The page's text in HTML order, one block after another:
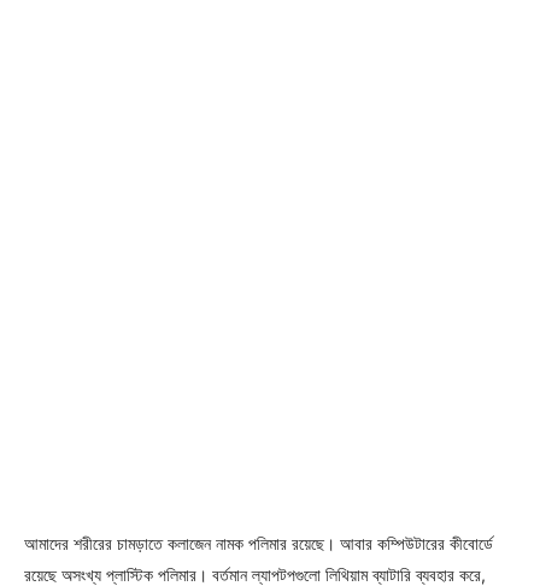
আমাদের শরীরের চামড়াতে কলাজেন নামক পলিমার রয়েছে। আবার কম্পিউটারের কীবোর্ডে
রয়েছে অসংখ্য প্লাস্টিক পলিমার। বর্তমান ল্যাপটপগুলো লিথিয়াম ব্যাটারি ব্যবহার করে,